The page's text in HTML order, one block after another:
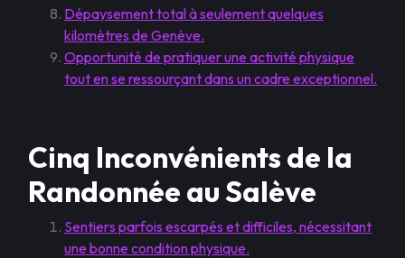
Dépaysement total à seulement quelques
kilomètres de Genève.
Opportunité de pratiquer une activité physique
tout en se ressourçant dans un cadre exceptionnel.
Cinq Inconvénients de la
Randonnée au Salève
Sentiers parfois escarpés et difficiles, nécessitant
une bonne condition physique.